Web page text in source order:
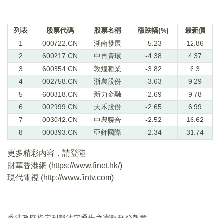
列表 股票代碼 股票名稱 漲跌幅(%)
最新價
1
000722.CN 湖南發展 -5.23
12.86
2
600217.CN 中再資環 -4.38
4.37
3
600354.CN 敦煌種業 -3.82
6.3
4
002758.CN 浙農股份 -3.63
9.29
5
600318.CN 新力金融 -2.69
9.78
6
002999.CN 天禾股份 -2.65
6.99
7
003042.CN 中農聯合 -2.52
16.62
8
000893.CN 亞鉀國際 -2.34 31.74
更多精彩內容，請登陸
財華香港網 (https://www.finet.hk/)
現代電視 (http://www.fintv.com)